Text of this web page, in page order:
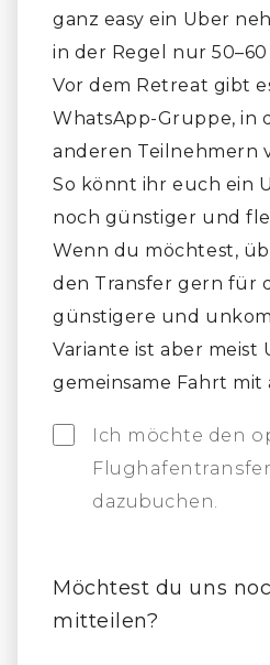
ganz easy ein Uber
in der Regel nur
Vor dem Retreat gibt
WhatsApp-Gruppe, in
anderen Teilnehmern
So könnt ihr euch ein
noch günstiger und
Wenn du möchtest,
den Transfer gern für
günstigere und
Variante ist aber meist
gemeinsame Fahrt mit
Ich möchte den
dazubuchen.
Möchtest du uns
mitteilen?